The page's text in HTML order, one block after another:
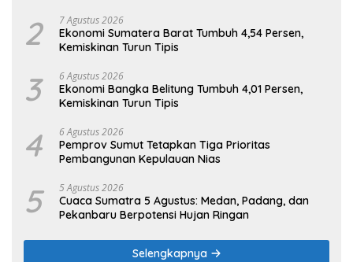
2 7 Agustus 2026
Ekonomi Sumatera Barat Tumbuh 4,54 Persen,
Kemiskinan Turun Tipis
3 6 Agustus 2026
Ekonomi Bangka Belitung Tumbuh 4,01 Persen,
Kemiskinan Turun Tipis
4 6 Agustus 2026
Pemprov Sumut Tetapkan Tiga Prioritas
Pembangunan Kepulauan Nias
5 5 Agustus 2026
Cuaca Sumatra 5 Agustus: Medan, Padang, dan
Pekanbaru Berpotensi Hujan Ringan
Selengkapnya